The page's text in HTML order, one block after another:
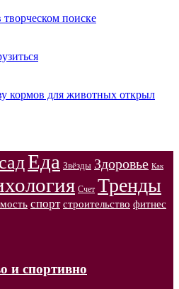
поиске
кормов для животных открыл
Еда Звёзды Здоровье Как
Счет Тренды
спорт строительство фитнес
и спортивно